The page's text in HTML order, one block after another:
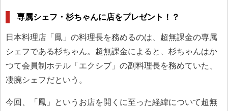
専属シェフ・杉ちゃんに店をプレゼント！？
日本料理店「鳳」の料理長を務めるのは、超無課金の専属
シェフである杉ちゃん。超無課金によると、杉ちゃんはか
つて会員制ホテル「エクシブ」の副料理長を務めていた、
凄腕シェフだという。
今回、「鳳」というお店を開くに至った経緯について超無